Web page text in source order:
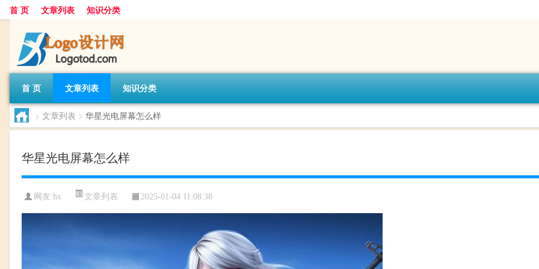
首 页 文章列表 知识分类
首 页 文章列表 知识分类
> 文章列表 > 华星光电屏幕怎么样
华星光电屏幕怎么样
网友:hx 文章列表 2025-01-04 11:08:38